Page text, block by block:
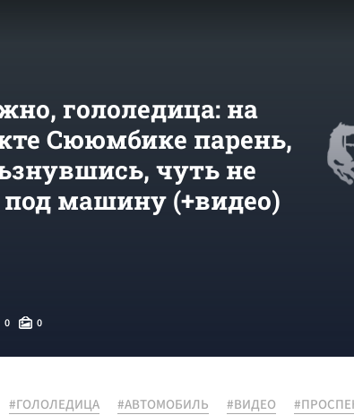
гололедица: на
Сююмбике парень,
чуть не
машину (+видео)
0 0
#ГОЛОЛЕДИЦА #АВТОМОБИЛЬ #ВИДЕО